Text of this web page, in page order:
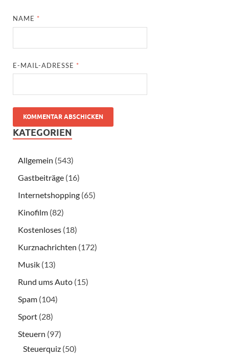
NAME *
E-MAIL-ADRESSE *
KATEGORIEN
Allgemein (543)
Gastbeiträge (16)
Internetshopping (65)
Kinofilm (82)
Kostenloses (18)
Kurznachrichten (172)
Musik (13)
Rund ums Auto (15)
Spam (104)
Sport (28)
Steuern (97)
Steuerquiz (50)